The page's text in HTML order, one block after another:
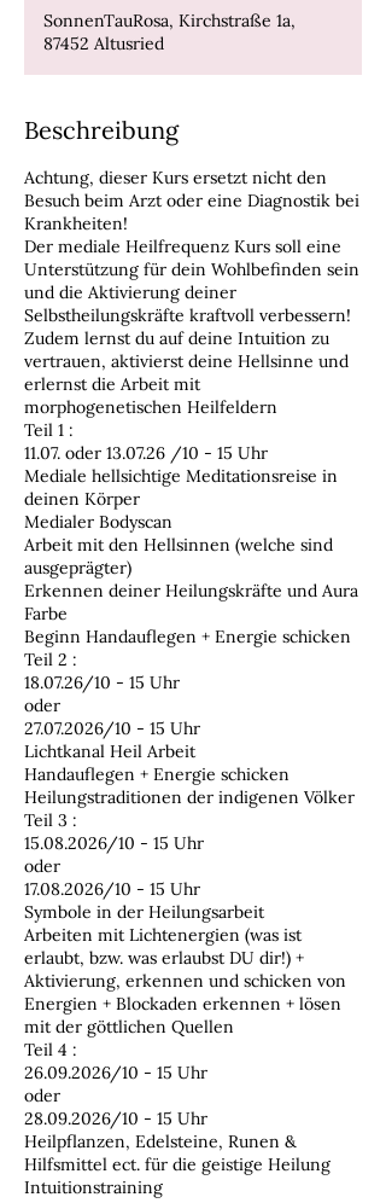
SonnenTauRosa, Kirchstraße 1a,
87452 Altusried
Beschreibung
Achtung, dieser Kurs ersetzt nicht den
Besuch beim Arzt oder eine Diagnostik bei
Krankheiten!
Der mediale Heilfrequenz Kurs soll eine
Unterstützung für dein Wohlbefinden sein
und die Aktivierung deiner
Selbstheilungskräfte kraftvoll verbessern!
Zudem lernst du auf deine Intuition zu
vertrauen, aktivierst deine Hellsinne und
erlernst die Arbeit mit
morphogenetischen Heilfeldern
Teil 1 :
11.07. oder 13.07.26 /10 - 15 Uhr
Mediale hellsichtige Meditationsreise in
deinen Körper
Medialer Bodyscan
Arbeit mit den Hellsinnen (welche sind
ausgeprägter)
Erkennen deiner Heilungskräfte und Aura
Farbe
Beginn Handauflegen + Energie schicken
Teil 2 :
18.07.26/10 - 15 Uhr
oder
27.07.2026/10 - 15 Uhr
Lichtkanal Heil Arbeit
Handauflegen + Energie schicken
Heilungstraditionen der indigenen Völker
Teil 3 :
15.08.2026/10 - 15 Uhr
oder
17.08.2026/10 - 15 Uhr
Symbole in der Heilungsarbeit
Arbeiten mit Lichtenergien (was ist
erlaubt, bzw. was erlaubst DU dir!) +
Aktivierung, erkennen und schicken von
Energien + Blockaden erkennen + lösen
mit der göttlichen Quellen
Teil 4 :
26.09.2026/10 - 15 Uhr
oder
28.09.2026/10 - 15 Uhr
Heilpflanzen, Edelsteine, Runen &
Hilfsmittel ect. für die geistige Heilung
Intuitionstraining